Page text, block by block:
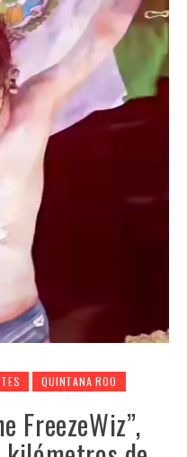
QUINTANA ROO
FreezeWiz”,